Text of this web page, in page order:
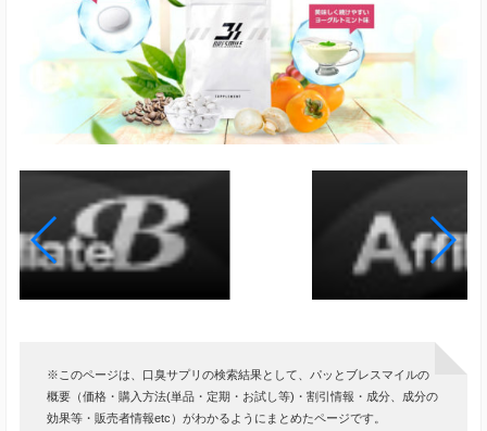
※このページは、口臭サプリの検索結果として、パッとブレスマイルの
概要（価格・購入方法(単品・定期・お試し等)・割引情報・成分、成分の
効果等・販売者情報etc）がわかるようにまとめたページです。